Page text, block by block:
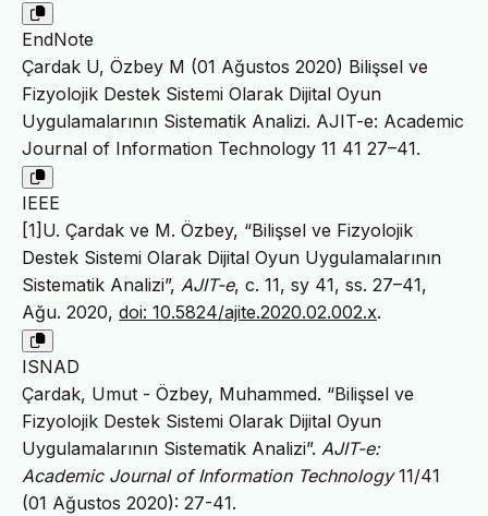
EndNote
Çardak U, Özbey M (01 Ağustos 2020) Bilişsel ve
Fizyolojik Destek Sistemi Olarak Dijital Oyun
Uygulamalarının Sistematik Analizi. AJIT-e: Academic
Journal of Information Technology 11 41 27–41.
IEEE
[1]U. Çardak ve M. Özbey, “Bilişsel ve Fizyolojik
Destek Sistemi Olarak Dijital Oyun Uygulamalarının
Sistematik Analizi”, AJIT-e, c. 11, sy 41, ss. 27–41,
Ağu. 2020, doi: 10.5824/ajite.2020.02.002.x.
ISNAD
Çardak, Umut - Özbey, Muhammed. “Bilişsel ve
Fizyolojik Destek Sistemi Olarak Dijital Oyun
Uygulamalarının Sistematik Analizi”. AJIT-e:
Academic Journal of Information Technology11/41
(01 Ağustos 2020): 27-41.